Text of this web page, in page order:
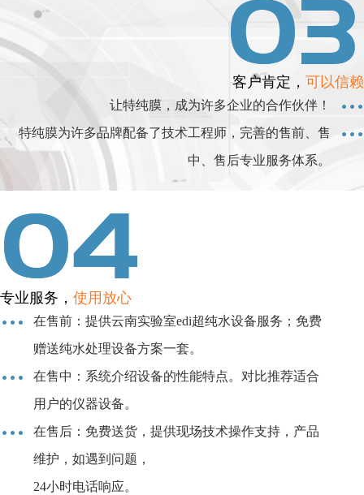
客户肯定， 可以信赖
让特纯膜，成为许多企业的合作伙伴！
特纯膜为许多品牌配备了技术工程师，完善的售前、售
中、售后专业服务体系。
专业服务， 使用放心
在售前：提供云南实验室edi超纯水设备服务；免费
赠送纯水处理设备方案一套。
在售中：系统介绍设备的性能特点。对比推荐适合
用户的仪器设备。
在售后：免费送货，提供现场技术操作支持，产品
维护，如遇到问题，
24小时电话响应。